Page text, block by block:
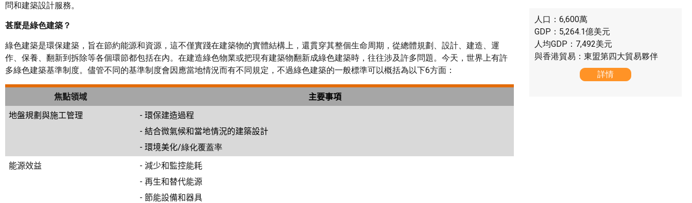
問和建築設計服務。
甚麼是綠色建築？
綠色建築是環保建築，旨在節約能源和資源，這不僅實踐在建築物的實體結構上，還貫穿其整個生命周期，從總體規劃、設計、建造、運
作、保養、翻新到拆除等各個環節都包括在內。在建造綠色物業或把現有建築物翻新成綠色建築時，往往涉及許多問題。今天，世界上有許
多綠色建築基準制度。儘管不同的基準制度會因應當地情況而有不同規定，不過綠色建築的一般標準可以概括為以下6方面：
焦點領域
主要事項
地盤規劃與施工管理
- 環保建造過程
- 結合微氣候和當地情況的建築設計
- 環境美化/綠化覆蓋率
能源效益
- 減少和監控能耗
- 再生和替代能源
- 節能設備和器具
人口：6,600萬
GDP：5,264.1億美元
人均GDP：7,492美元
與香港貿易：東盟第四大貿易夥伴
詳情